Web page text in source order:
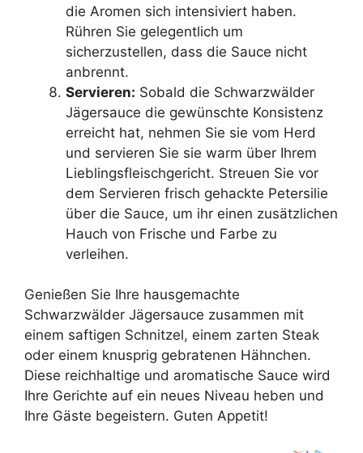
die Aromen sich intensiviert haben.
Rühren Sie gelegentlich um
sicherzustellen, dass die Sauce nicht
anbrennt.
Servieren: Sobald die Schwarzwälder
Jägersauce die gewünschte Konsistenz
erreicht hat, nehmen Sie sie vom Herd
und servieren Sie sie warm über Ihrem
Lieblingsfleischgericht. Streuen Sie vor
dem Servieren frisch gehackte Petersilie
über die Sauce, um ihr einen zusätzlichen
Hauch von Frische und Farbe zu
verleihen.
Genießen Sie Ihre hausgemachte
Schwarzwälder Jägersauce zusammen mit
einem saftigen Schnitzel, einem zarten Steak
oder einem knusprig gebratenen Hähnchen.
Diese reichhaltige und aromatische Sauce wird
Ihre Gerichte auf ein neues Niveau heben und
Ihre Gäste begeistern. Guten Appetit!